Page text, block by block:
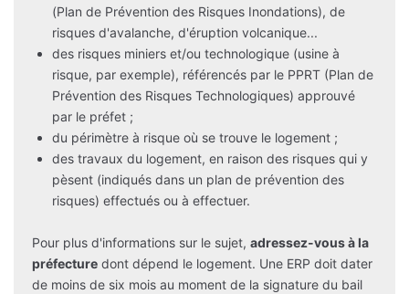
(Plan de Prévention des Risques Inondations), de
risques d'avalanche, d'éruption volcanique...
des risques miniers et/ou technologique (usine à
risque, par exemple), référencés par le PPRT (Plan de
Prévention des Risques Technologiques) approuvé
par le préfet ;
du périmètre à risque où se trouve le logement ;
des travaux du logement, en raison des risques qui y
pèsent (indiqués dans un plan de prévention des
risques) effectués ou à effectuer.
Pour plus d'informations sur le sujet, adressez-vous à la
préfecture dont dépend le logement. Une ERP doit dater
de moins de six mois au moment de la signature du bail